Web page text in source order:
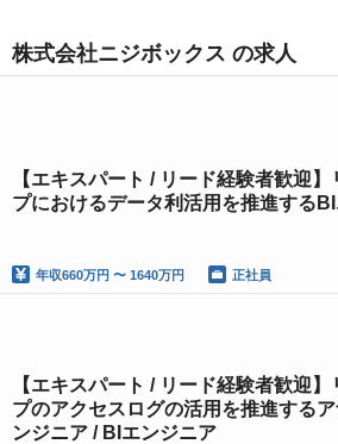
株式会社ニジボックス の求人
【エキスパート / リード経験者歓迎
プにおけるデータ利活用を推進する
年収660万円 〜 1640万円 正社員
【エキスパート / リード経験者歓迎
プのアクセスログの活用を推進する
ンジニア / BIエンジニア